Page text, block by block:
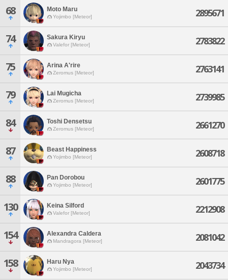
68 Moto Maru
Yojimbo [Meteor] 2895671
74 Sakura Kiryu
Valefor [Meteor] 2783822
75 Arina A'rire
Zeromus [Meteor] 2763141
79 Lai Mugicha
Zeromus [Meteor] 2739985
84 Toshi Densetsu
Zeromus [Meteor] 2661270
87 Beast Happiness
Yojimbo [Meteor] 2608718
88 Pan Dorobou
Yojimbo [Meteor] 2601775
130 Keina Silford
Valefor [Meteor] 2212908
154 Alexandra Caldera
Mandragora [Meteor] 2081042
158 Haru Nya
Yojimbo [Meteor] 2043734